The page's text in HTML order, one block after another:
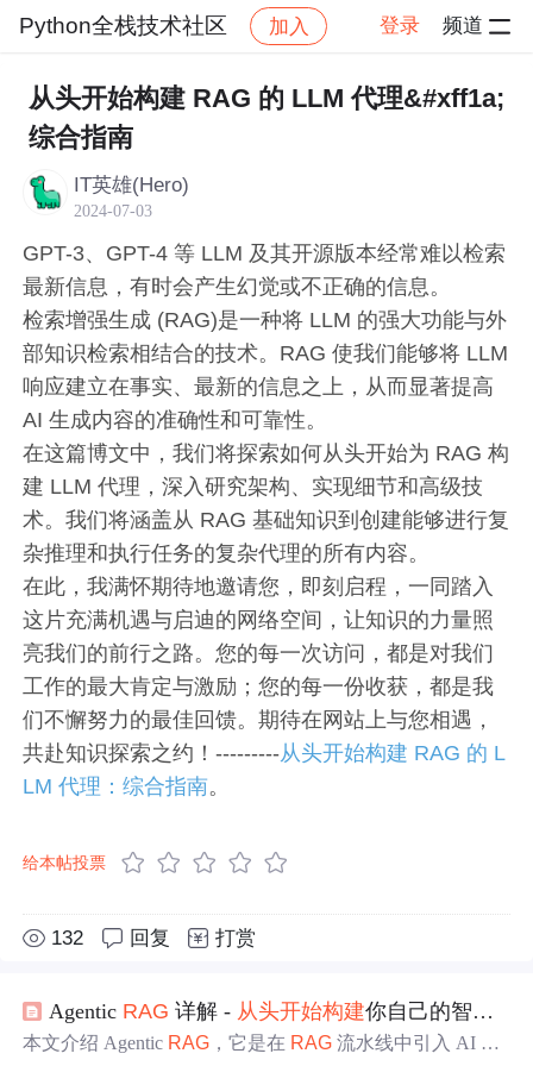
Python全栈技术社区 加入 登录 频道
社区 Python全栈技术社区 博文广场 帖子详情
从头开始构建 RAG 的 LLM 代理&#xff1a;
综合指南
IT英雄(Hero)
2024-07-03
GPT-3、GPT-4 等 LLM 及其开源版本经常难以检索
最新信息，有时会产生幻觉或不正确的信息。
检索增强生成 (RAG)是一种将 LLM 的强大功能与外
部知识检索相结合的技术。RAG 使我们能够将 LLM
响应建立在事实、最新的信息之上，从而显著提高
AI 生成内容的准确性和可靠性。
在这篇博文中，我们将探索如何从头开始为 RAG 构
建 LLM 代理，深入研究架构、实现细节和高级技
术。我们将涵盖从 RAG 基础知识到创建能够进行复
杂推理和执行任务的复杂代理的所有内容。
在此，我满怀期待地邀请您，即刻启程，一同踏入
这片充满机遇与启迪的网络空间，让知识的力量照
亮我们的前行之路。您的每一次访问，都是对我们
工作的最大肯定与激励；您的每一份收获，都是我
们不懈努力的最佳回馈。期待在网站上与您相遇，
共赴知识探索之约！---------从头开始构建 RAG 的 L
LM 代理：综合指南。
给本帖投票
132 回复 打赏
Agentic RAG 详解 - 从头开始构建你自己的智能体系统
本文介绍 Agentic RAG ，它是在 RAG 流水线中引入 AI 代